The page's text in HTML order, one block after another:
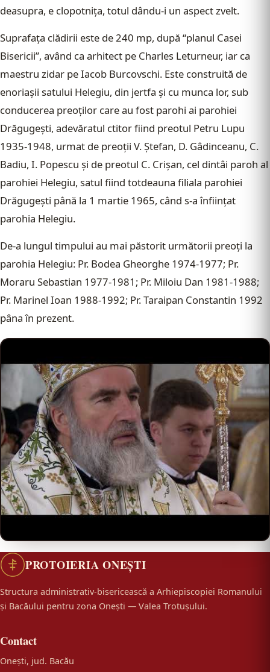
deasupra, e clopotniţa, totul dându-i un aspect zvelt.
Suprafaţa clădirii este de 240 mp, după “planul Casei
Bisericii”, având ca arhitect pe Charles Leturneur, iar ca
maestru zidar pe Iacob Burcovschi. Este construită de
enoriaşii satului Helegiu, din jertfa şi cu munca lor, sub
conducerea preoţilor care au fost parohi ai parohiei
Drăgugeşti, adevăratul ctitor fiind preotul Petru Lupu
1935-1948, urmat de preoţii V. Ştefan, D. Gâdinceanu, C.
Badiu, I. Popescu şi de preotul C. Crişan, cel dintâi paroh al
parohiei Helegiu, satul fiind totdeauna filiala parohiei
Drăgugeşti până la 1 martie 1965, când s-a înfiinţat
parohia Helegiu.
De-a lungul timpului au mai păstorit următorii preoţi la
parohia Helegiu: Pr. Bodea Gheorghe 1974-1977; Pr.
Moraru Sebastian 1977-1981; Pr. Miloiu Dan 1981-1988;
Pr. Marinel Ioan 1988-1992; Pr. Taraipan Constantin 1992
pâna în prezent.
PROTOIERIA ONEȘTI
Structura administrativ-bisericească a Arhiepiscopiei Romanului
și Bacăului pentru zona Onești — Valea Trotușului.
Contact
Onești, jud. Bacău